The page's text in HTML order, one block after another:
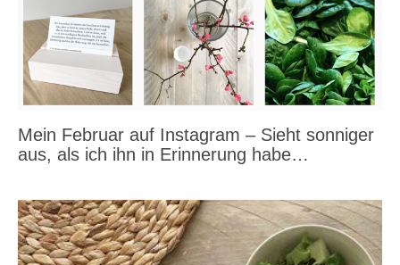
Mein Februar auf Instagram – Sieht sonniger
aus, als ich ihn in Erinnerung habe…